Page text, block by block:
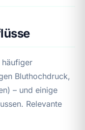
häufiger
Bluthochdruck,
– und einige
Relevante